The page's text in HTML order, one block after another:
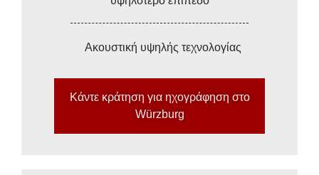
Ακουστική υψηλής τεχνολογίας
Κάντε κράτηση για ηχογράφηση στο
Würzburg